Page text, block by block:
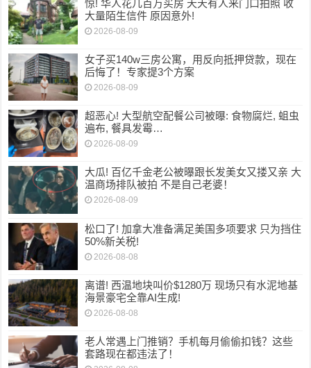
惊! 华人花几百万买房 天天有人来门口拍照 收
大量陌生信件 原因意外!
2026-08-09
女子买140w三房公寓，用反向抵押贷款，现在
后悔了！专家提3个方案
2026-08-09
超恶心! 大型航空配餐公司被曝: 食物腐烂, 蛆虫
遍布, 餐具发霉…
2026-08-09
大瓜! 百亿千金老公被曝跟长发美女又搂又亲 大
温商场排队被拍 不是自己老婆！
2026-08-09
松口了! 加拿大准备满足美国多项要求 只为挡住
50%新关税!
2026-08-08
离谱! 西温地块叫价$1280万 现场只有水泥地基
海景豪宅全靠AI生成!
2026-08-08
老人常遇上门推销？手机每月偷偷扣钱？这些
套路现在都违法了！